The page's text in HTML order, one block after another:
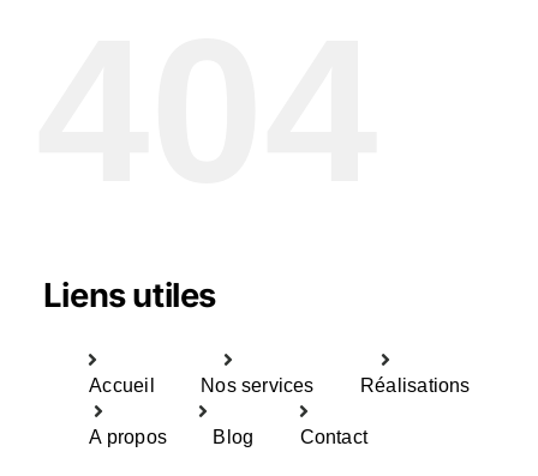
Liens utiles
Accueil Nos services Réalisations
A propos Blog Contact